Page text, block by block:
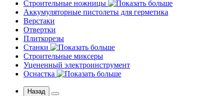
Строительные ножницы
Аккумуляторные пистолеты для герметика
Верстаки
Отвертки
Плиткорезы
Станки
Строительные миксеры
Уцененный электроинструмент
Оснастка
Назад